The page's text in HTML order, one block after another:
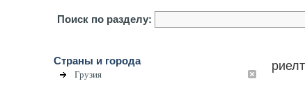
Поиск по разделу:
Страны и города
Грузия